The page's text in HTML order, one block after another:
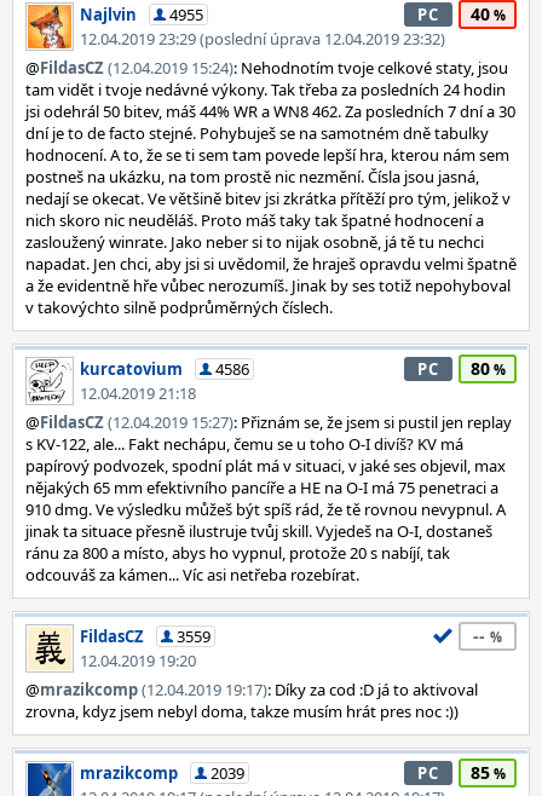
Najlvin
4955
12.04.2019 23:29 (poslední úprava 12.04.2019 23:32)
PC 40
@FildasCZ(12.04.2019 15:24): Nehodnotím tvoje celkové staty, jsou
tam vidět i tvoje nedávné výkony. Tak třeba za posledních 24 hodin
jsi odehrál 50 bitev, máš 44% WR a WN8 462. Za posledních 7 dní a 30
dní je to de facto stejné. Pohybuješ se na samotném dně tabulky
hodnocení. A to, že se ti sem tam povede lepší hra, kterou nám sem
postneš na ukázku, na tom prostě nic nezmění. Čísla jsou jasná,
nedají se okecat. Ve většině bitev jsi zkrátka přítěží pro tým, jelikož v
nich skoro nic neuděláš. Proto máš taky tak špatné hodnocení a
zasloužený winrate. Jako neber si to nijak osobně, já tě tu nechci
napadat. Jen chci, aby jsi si uvědomil, že hraješ opravdu velmi špatně
a že evidentně hře vůbec nerozumíš. Jinak by ses totiž nepohyboval
v takovýchto silně podprůměrných číslech.
kurcatovium
4586
12.04.2019 21:18
PC 80
@FildasCZ(12.04.2019 15:27): Přiznám se, že jsem si pustil jen replay
s KV-122, ale... Fakt nechápu, čemu se u toho O-I divíš? KV má
papírový podvozek, spodní plát má v situaci, v jaké ses objevil, max
nějakých 65 mm efektivního pancíře a HE na O-I má 75 penetraci a
910 dmg. Ve výsledku můžeš být spíš rád, že tě rovnou nevypnul. A
jinak ta situace přesně ilustruje tvůj skill. Vyjedeš na O-I, dostaneš
ránu za 800 a místo, abys ho vypnul, protože 20 s nabíjí, tak
odcouváš za kámen... Víc asi netřeba rozebírat.
FildasCZ
3559
12.04.2019 19:20
--
@mrazikcomp(12.04.2019 19:17): Díky za cod :D já to aktivoval
zrovna, kdyz jsem nebyl doma, takze musím hrát pres noc :))
mrazikcomp
2039
PC 85